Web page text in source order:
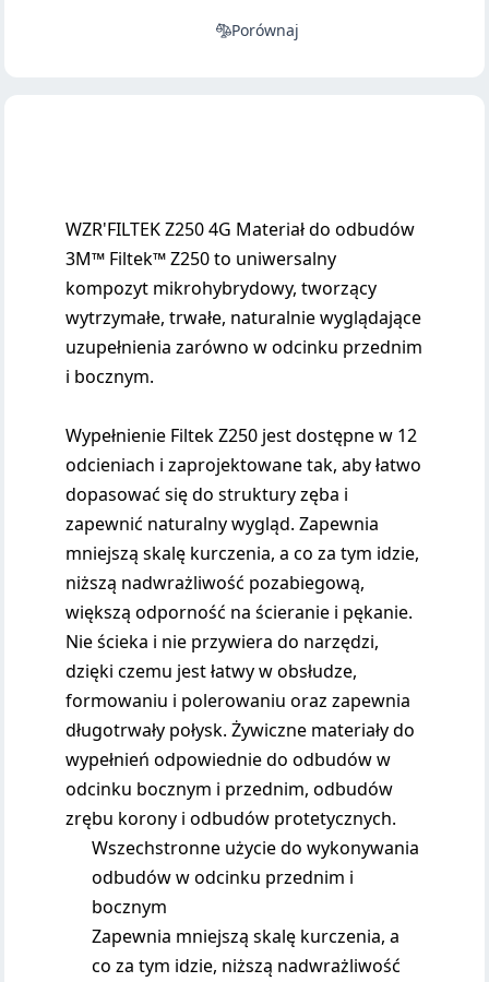
Porównaj
WZR'FILTEK Z250 4G Materiał do odbudów
3M™ Filtek™ Z250 to uniwersalny
kompozyt mikrohybrydowy, tworzący
wytrzymałe, trwałe, naturalnie wyglądające
uzupełnienia zarówno w odcinku przednim
i bocznym.
Wypełnienie Filtek Z250 jest dostępne w 12
odcieniach i zaprojektowane tak, aby łatwo
dopasować się do struktury zęba i
zapewnić naturalny wygląd. Zapewnia
mniejszą skalę kurczenia, a co za tym idzie,
niższą nadwrażliwość pozabiegową,
większą odporność na ścieranie i pękanie.
Nie ścieka i nie przywiera do narzędzi,
dzięki czemu jest łatwy w obsłudze,
formowaniu i polerowaniu oraz zapewnia
długotrwały połysk. Żywiczne materiały do
wypełnień odpowiednie do odbudów w
odcinku bocznym i przednim, odbudów
zrębu korony i odbudów protetycznych.
Wszechstronne użycie do wykonywania
odbudów w odcinku przednim i
bocznym
Zapewnia mniejszą skalę kurczenia, a
co za tym idzie, niższą nadwrażliwość